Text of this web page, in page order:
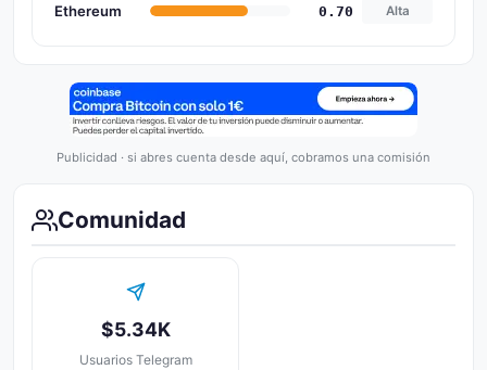
Ethereum 0.70 Alta
Publicidad · si abres cuenta desde aquí, cobramos una comisión
Comunidad
$5.34K
Usuarios Telegram